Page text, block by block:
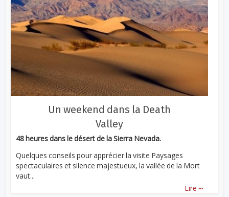
Un weekend dans la Death
Valley
48 heures dans le désert de la Sierra Nevada.
Quelques conseils pour apprécier la visite Paysages
spectaculaires et silence majestueux, la vallée de la Mort
vaut...
Lire ...